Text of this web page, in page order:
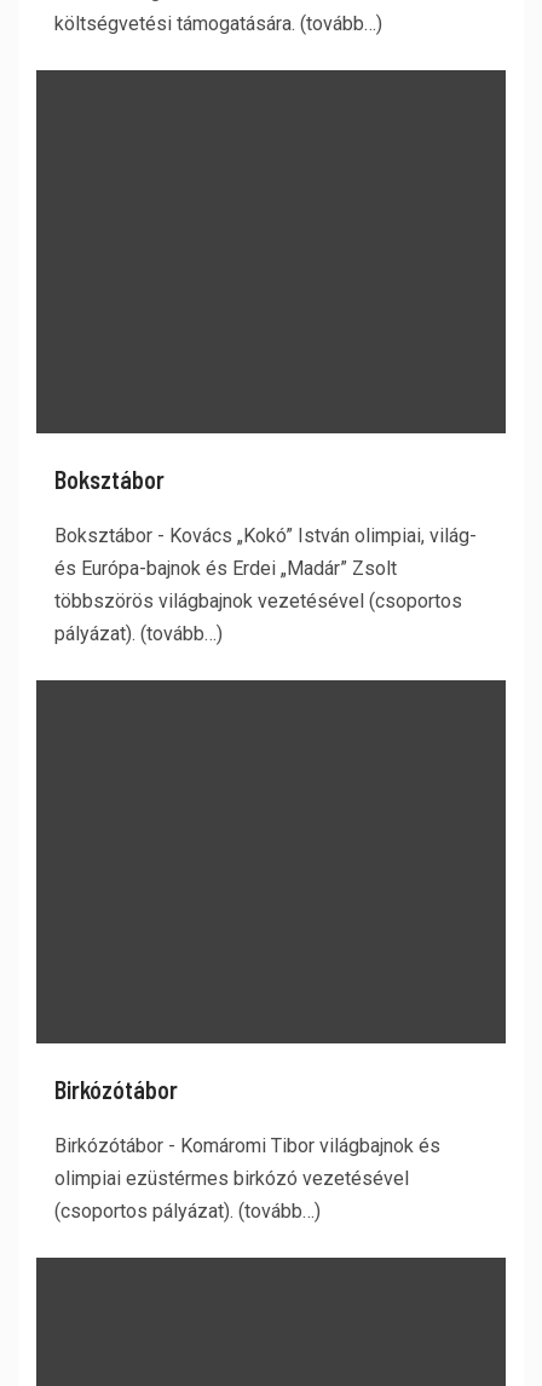
költségvetési támogatására. (tovább…)
Boksztábor
Boksztábor - Kovács „Kokó” István olimpiai, világ-
és Európa-bajnok és Erdei „Madár” Zsolt
többszörös világbajnok vezetésével (csoportos
pályázat). (tovább…)
Birkózótábor
Birkózótábor - Komáromi Tibor világbajnok és
olimpiai ezüstérmes birkózó vezetésével
(csoportos pályázat). (tovább…)